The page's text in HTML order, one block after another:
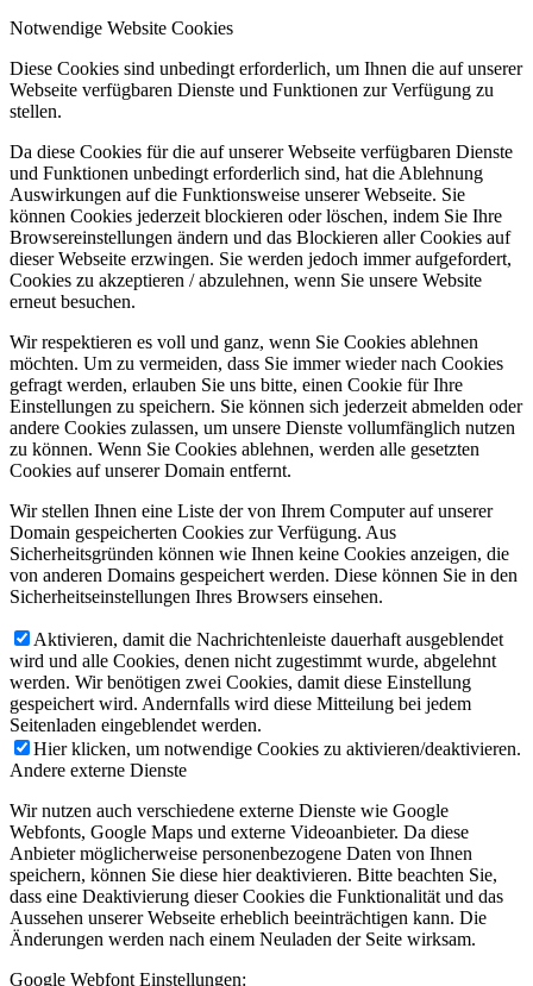
Notwendige Website Cookies
Diese Cookies sind unbedingt erforderlich, um Ihnen die auf unserer
Webseite verfügbaren Dienste und Funktionen zur Verfügung zu
stellen.
Da diese Cookies für die auf unserer Webseite verfügbaren Dienste
und Funktionen unbedingt erforderlich sind, hat die Ablehnung
Auswirkungen auf die Funktionsweise unserer Webseite. Sie
können Cookies jederzeit blockieren oder löschen, indem Sie Ihre
Browsereinstellungen ändern und das Blockieren aller Cookies auf
dieser Webseite erzwingen. Sie werden jedoch immer aufgefordert,
Cookies zu akzeptieren / abzulehnen, wenn Sie unsere Website
erneut besuchen.
Wir respektieren es voll und ganz, wenn Sie Cookies ablehnen
möchten. Um zu vermeiden, dass Sie immer wieder nach Cookies
gefragt werden, erlauben Sie uns bitte, einen Cookie für Ihre
Einstellungen zu speichern. Sie können sich jederzeit abmelden oder
andere Cookies zulassen, um unsere Dienste vollumfänglich nutzen
zu können. Wenn Sie Cookies ablehnen, werden alle gesetzten
Cookies auf unserer Domain entfernt.
Wir stellen Ihnen eine Liste der von Ihrem Computer auf unserer
Domain gespeicherten Cookies zur Verfügung. Aus
Sicherheitsgründen können wie Ihnen keine Cookies anzeigen, die
von anderen Domains gespeichert werden. Diese können Sie in den
Sicherheitseinstellungen Ihres Browsers einsehen.
Aktivieren, damit die Nachrichtenleiste dauerhaft ausgeblendet
wird und alle Cookies, denen nicht zugestimmt wurde, abgelehnt
werden. Wir benötigen zwei Cookies, damit diese Einstellung
gespeichert wird. Andernfalls wird diese Mitteilung bei jedem
Seitenladen eingeblendet werden.
Hier klicken, um notwendige Cookies zu aktivieren/deaktivieren.
Andere externe Dienste
Wir nutzen auch verschiedene externe Dienste wie Google
Webfonts, Google Maps und externe Videoanbieter. Da diese
Anbieter möglicherweise personenbezogene Daten von Ihnen
speichern, können Sie diese hier deaktivieren. Bitte beachten Sie,
dass eine Deaktivierung dieser Cookies die Funktionalität und das
Aussehen unserer Webseite erheblich beeinträchtigen kann. Die
Änderungen werden nach einem Neuladen der Seite wirksam.
Google Webfont Einstellungen: